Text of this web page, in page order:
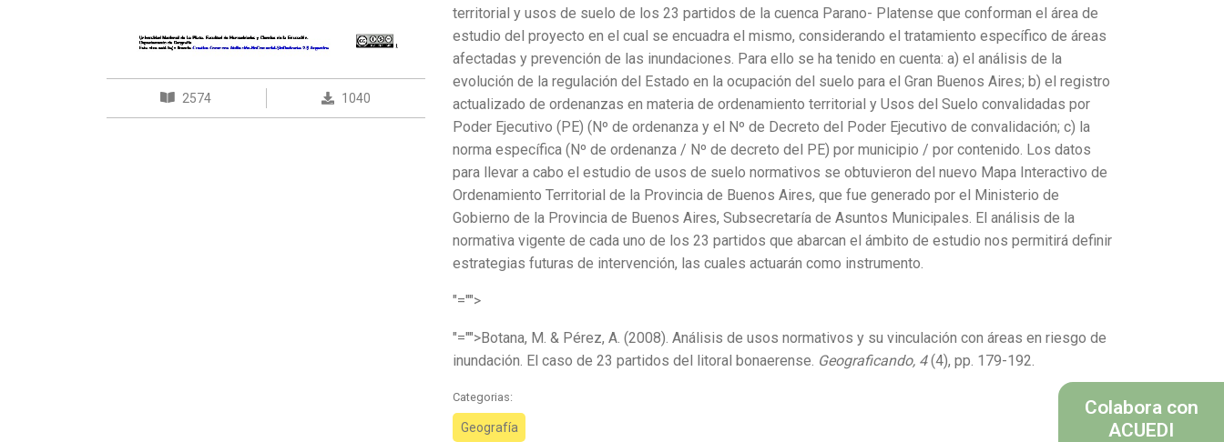
2574 1040
territorial y usos de suelo de los 23 partidos de la cuenca Parano- Platense que conforman el área de
estudio del proyecto en el cual se encuadra el mismo, considerando el tratamiento específico de áreas
afectadas y prevención de las inundaciones. Para ello se ha tenido en cuenta: a) el análisis de la
evolución de la regulación del Estado en la ocupación del suelo para el Gran Buenos Aires; b) el registro
actualizado de ordenanzas en materia de ordenamiento territorial y Usos del Suelo convalidadas por
Poder Ejecutivo (PE) (Nº de ordenanza y el Nº de Decreto del Poder Ejecutivo de convalidación; c) la
norma específica (Nº de ordenanza / Nº de decreto del PE) por municipio / por contenido. Los datos
para llevar a cabo el estudio de usos de suelo normativos se obtuvieron del nuevo Mapa Interactivo de
Ordenamiento Territorial de la Provincia de Buenos Aires, que fue generado por el Ministerio de
Gobierno de la Provincia de Buenos Aires, Subsecretaría de Asuntos Municipales. El análisis de la
normativa vigente de cada uno de los 23 partidos que abarcan el ámbito de estudio nos permitirá definir
estrategias futuras de intervención, las cuales actuarán como instrumento.
"="">
"="">Botana, M. & Pérez, A. (2008). Análisis de usos normativos y su vinculación con áreas en riesgo de
inundación. El caso de 23 partidos del litoral bonaerense. Geograficando, 4(4), pp. 179-192.
Categorias:
Geografía
Colabora con
ACUEDI